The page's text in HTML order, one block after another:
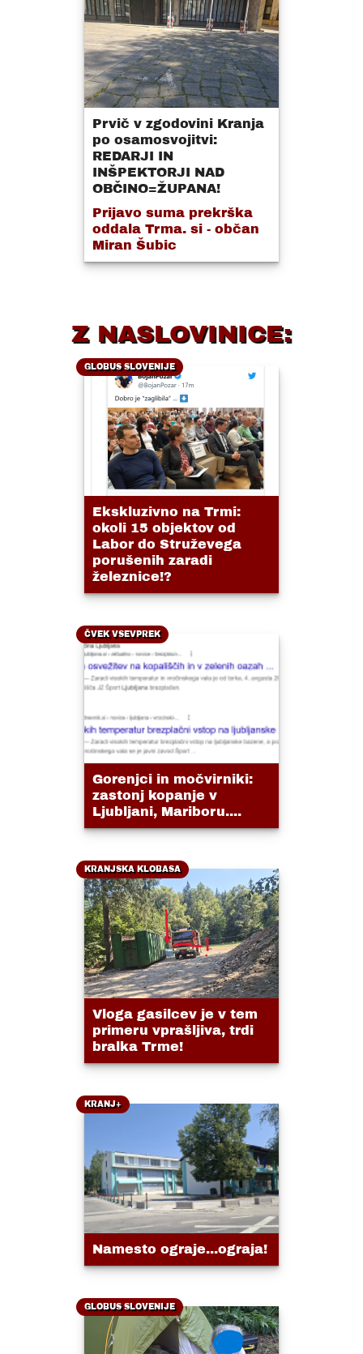
Prvič v zgodovini Kranja
po osamosvojitvi:
REDARJI IN
INŠPEKTORJI NAD
OBČINO=ŽUPANA!
Prijavo suma prekrška
oddala Trma. si - občan
Miran Šubic
Z NASLOVINICE:
GLOBUS SLOVENIJE
Ekskluzivno na Trmi:
okoli 15 objektov od
Labor do Struževega
porušenih zaradi
železnice!?
ČVEK VSEVPREK
Gorenjci in močvirniki:
zastonj kopanje v
Ljubljani, Mariboru....
KRANJSKA KLOBASA
Vloga gasilcev je v tem
primeru vprašljiva, trdi
bralka Trme!
KRANJ+
Namesto ograje...ograja!
GLOBUS SLOVENIJE